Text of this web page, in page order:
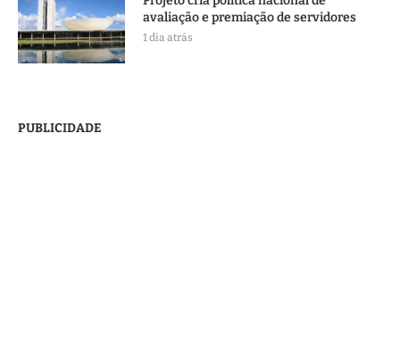
avaliação e premiação de servidores
1 dia atrás
PUBLICIDADE